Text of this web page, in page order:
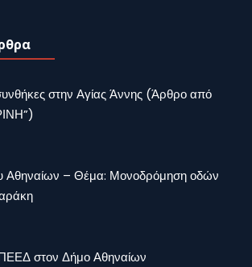
στην Αγίας Άννης (Άρθρο από
Αθηναίων – Θέμα: Μονοδρόμηση οδών
στον Δήμο Αθηναίων